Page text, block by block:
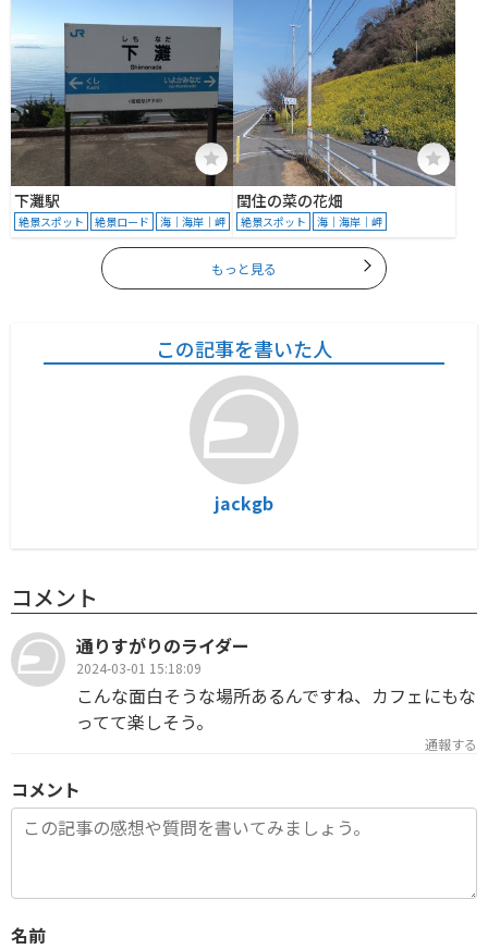
下灘駅
絶景スポット 絶景ロード 海｜海岸｜岬
閏住の菜の花畑
絶景スポット 海｜海岸｜岬
もっと見る
この記事を書いた人
jackgb
コメント
通りすがりのライダー
2024-03-01 15:18:09
こんな面白そうな場所あるんですね、カフェにもな
ってて楽しそう。
通報する
コメント
名前